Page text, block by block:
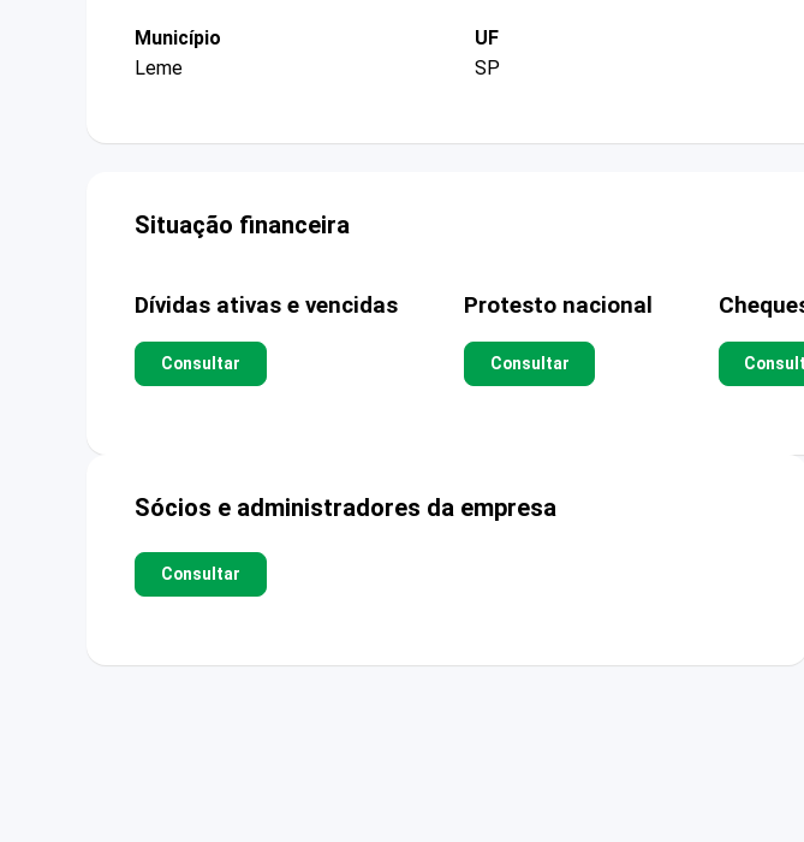
Município
Leme
UF
SP
Situação financeira
Dívidas ativas e vencidas
Consultar
Protesto nacional
Consultar
Sócios e administradores da empresa
Consultar